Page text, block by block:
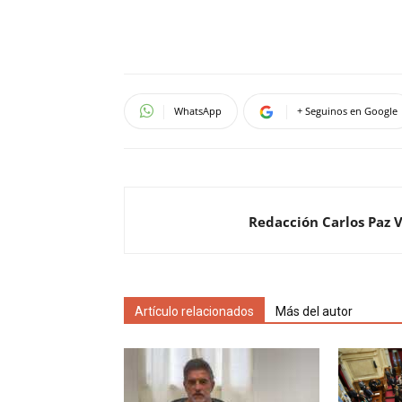
WhatsApp + Seguinos en Google
Redacción Carlos Paz
Artículo relacionados Más del autor